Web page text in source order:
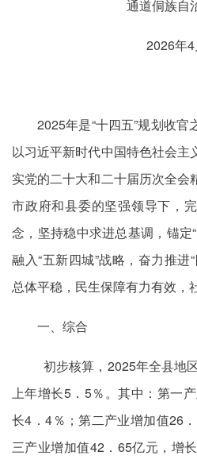
通道侗族自
2026年
2025年是“十四五”规划收
以习近平新时代中国特色社会主
实党的二十大和二十届历次全会
市政府和县委的坚强领导下，
念，坚持稳中求进总基调，锚定
融入“五新四城”战略，奋力推进
总体平稳，民生保障有力有效，
一、综合
初步核算，2025年全县地
上年增长5．5％。其中：第一
长4．4％；第二产业增加值26
三产业增加值42．65亿元，增